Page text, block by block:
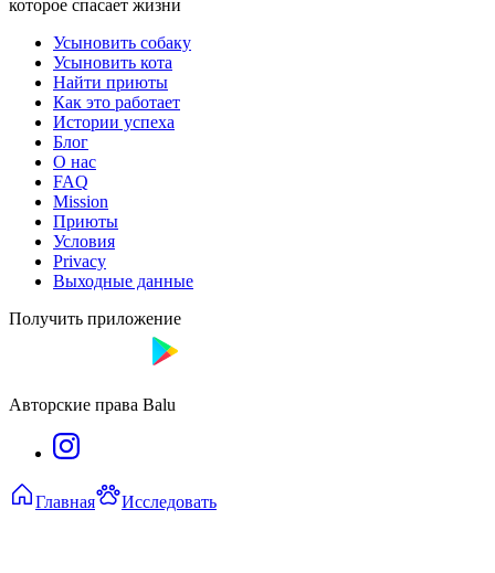
которое спасает жизни
Усыновить собаку
Усыновить кота
Найти приюты
Как это работает
Истории успеха
Блог
О нас
FAQ
Mission
Приюты
Условия
Privacy
Выходные данные
Получить приложение
Авторские права Balu
Главная Исследовать